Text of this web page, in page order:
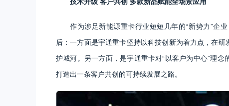
作为涉足新能源重卡行业短短几年的“新势力”企
后：一方面是宇通重卡坚持以科技创新为着力点，在
护城河。另一方面，是宇通重卡对“以客户为中心”理
打造出一条客户共创的可持续发展之路。